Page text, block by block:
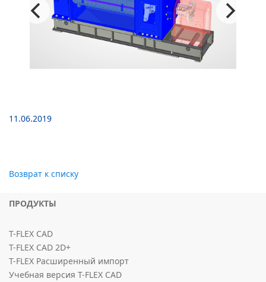
11.06.2019
Возврат к списку
ПРОДУКТЫ
T-FLEX CAD
T-FLEX CAD 2D+
T-FLEX Расширенный импорт
Учебная версия T-FLEX CAD